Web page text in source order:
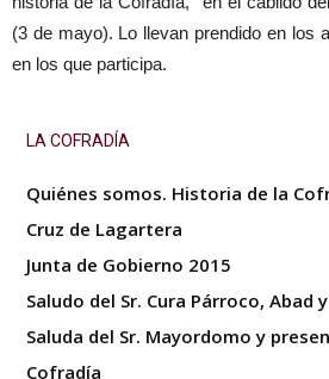
(3 de mayo). Lo llevan prendido en los
en los que participa.
LA COFRADÍA
Quiénes somos. Historia de la
Cruz de Lagartera
Junta de Gobierno 2015
Saludo del Sr. Cura Párroco, Abad
Saluda del Sr. Mayordomo y
Cofradía